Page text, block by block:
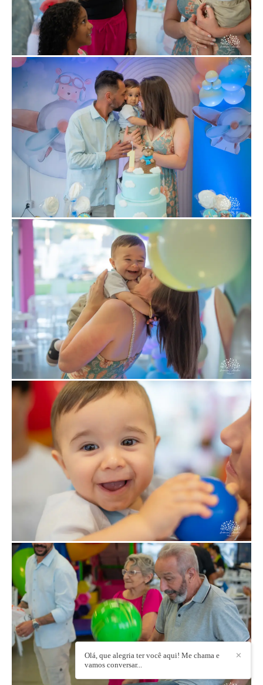
✕
Olá, que alegria ter você aqui! Me chama e
vamos conversar...